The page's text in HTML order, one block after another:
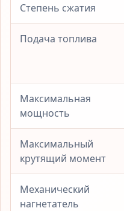
Степень сжатия
Подача топлива
Максимальная
мощность
Максимальный
крутящий момент
Механический
нагнетатель